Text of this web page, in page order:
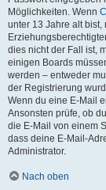
Möglichkeiten. Wenn
unter 13 Jahre alt
dies nicht der Fall ist,
einigen Boards
werden – entweder
der Registrierung
Wenn du eine E-Mail
Ansonsten prüfe, ob
die E-Mail von einem
dass deine E-Mail-
Administrator.
Nach oben